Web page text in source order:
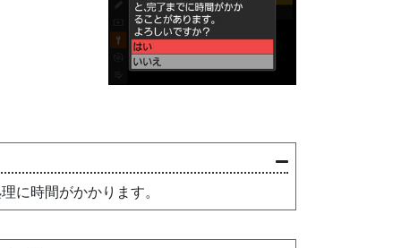
に時間がかかります。